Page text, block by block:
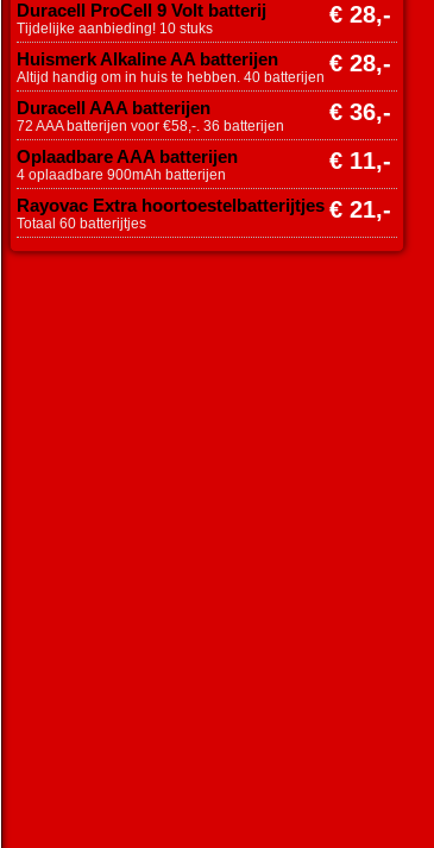
Duracell ProCell 9 Volt batterij € 28,-
Tijdelijke aanbieding! 10 stuks
Huismerk Alkaline AA batterijen € 28,-
Altijd handig om in huis te hebben. 40 batterijen
Duracell AAA batterijen € 36,-
72 AAA batterijen voor €58,-. 36 batterijen
Oplaadbare AAA batterijen € 11,-
4 oplaadbare 900mAh batterijen
Rayovac Extra hoortoestelbatterijtjes € 21,-
Totaal 60 batterijtjes